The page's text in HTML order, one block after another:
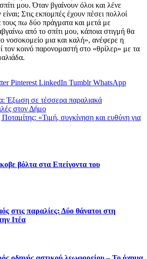
μου. Όταν βγαίνουν όλοι και λένε
Στις εκπομπές έχουν πέσει πολλοί
πω δύο πράγματα και μετά με
από το σπίτι μου, κάποια στιγμή θα
νοσοκομείο μια και καλή», ανέφερε η
τον κοινό παρονομαστή στο «θρίλερ» με τα
Pinterest LinkedIn Tumblr WhatsApp
Έξωση σε τέσσερα παραλιακά
στον Δήμο
«Τιμή, συγκίνηση και ευθύνη για
βόλτα στα Επείγοντα του
στις παραλίες: Δύο θάνατοι στη
Ιτέα